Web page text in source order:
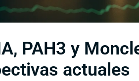
PAH3 y
actuales